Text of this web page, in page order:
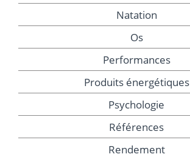
Natation
Os
Performances
Produits énergétiques
Psychologie
Références
Rendement